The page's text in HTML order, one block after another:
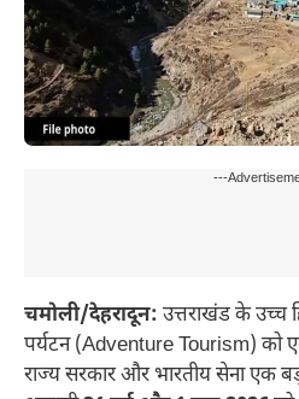
---
चमोली/देहरादून: उत्तराखंड के उच्च
पर्यटन (Adventure Tourism) को
राज्य सरकार और भारतीय सेना एक